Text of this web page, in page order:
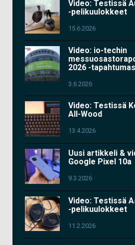
Video: Testissä
-pelikuulokkeet
15.6.2026
Video: io-techin
2026 -
3.6.2026
Video: Testissä
All-Wood
13.4.2026
Uusi artikkeli &
Google Pixel 10a
9.3.2026
Video: Testissä
-pelikuulokkeet
11.2.2026